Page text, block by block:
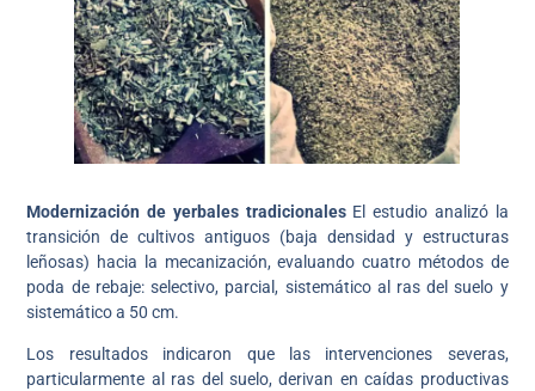
Modernización de yerbales tradicionalesEl estudio analizó la
transición de cultivos antiguos (baja densidad y estructuras
leñosas) hacia la mecanización, evaluando cuatro métodos de
poda de rebaje: selectivo, parcial, sistemático al ras del suelo y
sistemático a 50 cm.
Los resultados indicaron que las intervenciones severas,
particularmente al ras del suelo, derivan en caídas productivas